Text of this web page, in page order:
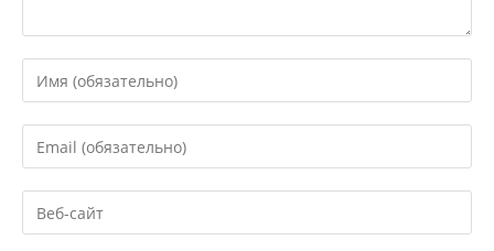
имя
или
имя
пользователя,
чтобы
Введите
email-
адрес,
чтобы
Введите